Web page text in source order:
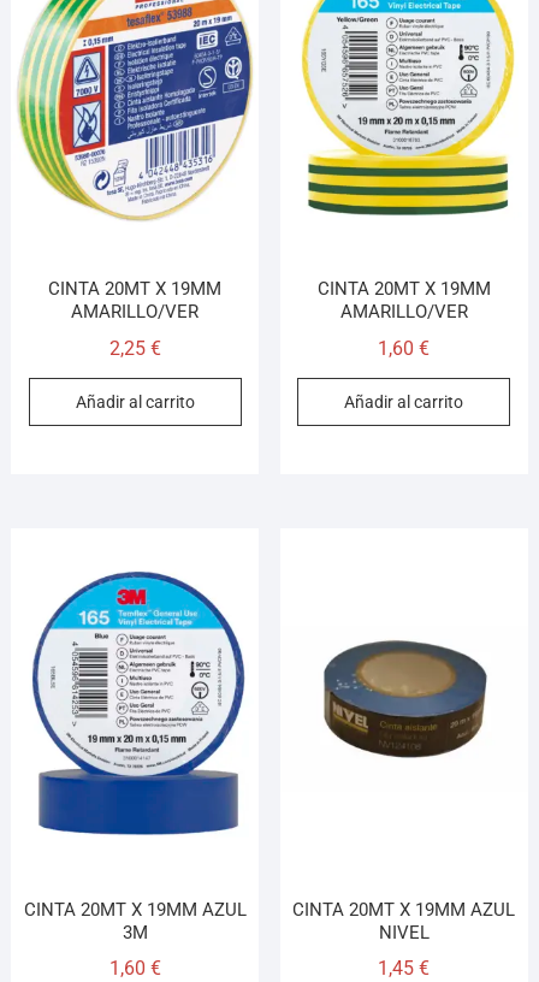
CINTA 20MT X 19MM
AMARILLO/VER
2,25 €
Añadir al carrito
CINTA 20MT X 19MM
AMARILLO/VER
1,60€
Añadir al carrito
CINTA 20MT X 19MM AZUL
3M
1,60 €
CINTA 20MT X 19MM AZUL
NIVEL
1,45€